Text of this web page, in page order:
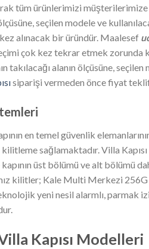
tüm ürünlerimizi
ölçüsüne, seçilen modele ve
alınacak bir üründür. Maalesef
çok kez tekrar etmek
takılacağı alanın ölçüsüne,
siparişi vermeden önce fiyat
en temel güvenlik
sağlamaktadır. Villa
üst bölümü ve alt bölümü
kilitler; Kale Multi Merkezi
yeni nesil alarmlı, parmak
Kapısı Modelleri